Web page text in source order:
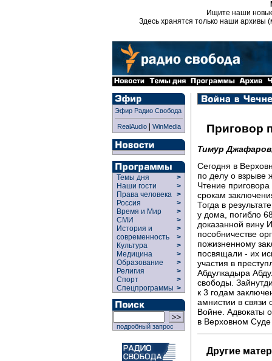
Ищите наши
Здесь хранятся только наши архивы
Эфир Радио Свобода
RealAudio| WinMedia
Темы дня
>
Наши гости
>
Права человека >
Россия
>
Время и Мир
>
СМИ
>
История и
современность
>
>
Культура
>
Медицина
>
Образование
>
Религия
>
Спорт
>
Спецпрограммы >
подробный запрос
Приговор
Тимур
Сегодня в
по делу о взрыве
Чтение
срокам
Тогда в
у дома, погибло
доказанной вину
пособничестве
пожизненному
посвящали - их
участия в
Абдулкадыра
свободы.
к 3 годам
амнистии в связи
Войне. Адвокаты
в Верховном
Другие